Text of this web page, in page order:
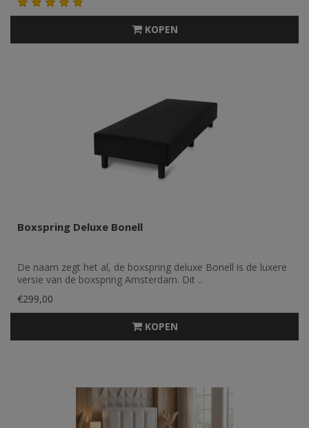
KOPEN
Boxspring Deluxe Bonell
De naam zegt het al, de boxspring deluxe Bonell is de luxere
versie van de boxspring Amsterdam. Dit ..
€299,00
KOPEN